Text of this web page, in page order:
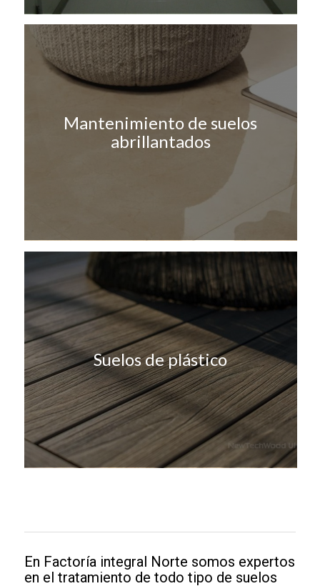
Mantenimiento de suelos
abrillantados
Suelos de plástico
En Factoría integral Norte somos expertos
en el tratamiento de todo tipo de suelos